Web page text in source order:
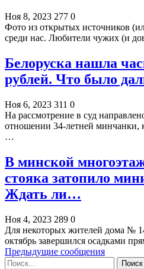
Ноя 8, 2023 277 0
Фото из открытых источников
среди нас. Любители чужих (и
Белоруска нашла
рублей. Что было
Ноя 6, 2023 311 0
На рассмотрение в суд
отношении 34-летней минчанки,
…
В минской
стояка затопило
Ждать ли…
Ноя 4, 2023 289 0
Для некоторых жителей дома №
октябрь завершился осадками
Предыдущие сообщения